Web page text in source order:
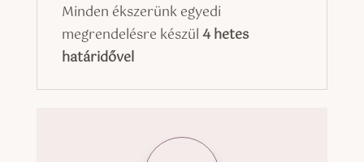
Minden ékszerünk egyedi
megrendelésre készül4 hetes
határidővel